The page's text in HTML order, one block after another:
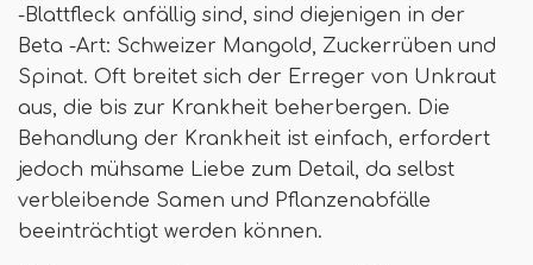
-Blattfleck anfällig sind, sind diejenigen in der
Beta -Art: Schweizer Mangold, Zuckerrüben und
Spinat. Oft breitet sich der Erreger von Unkraut
aus, die bis zur Krankheit beherbergen. Die
Behandlung der Krankheit ist einfach, erfordert
jedoch mühsame Liebe zum Detail, da selbst
verbleibende Samen und Pflanzenabfälle
beeinträchtigt werden können.